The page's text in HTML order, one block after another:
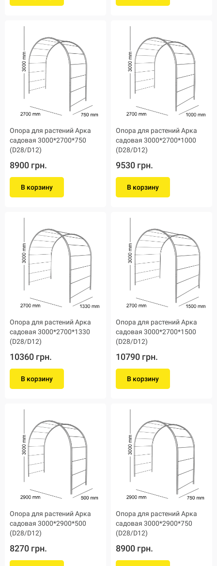
Опора для растений Арка
садовая 3000*2700*750
(D28/D12)
8900 грн.
В корзину
Опора для растений Арка
садовая 3000*2700*1000
(D28/D12)
9530 грн.
В корзину
Опора для растений Арка
садовая 3000*2700*1330
(D28/D12)
10360 грн.
В корзину
Опора для растений Арка
садовая 3000*2700*1500
(D28/D12)
10790 грн.
В корзину
Опора для растений Арка
садовая 3000*2900*500
(D28/D12)
8270 грн.
Опора для растений Арка
садовая 3000*2900*750
(D28/D12)
8900 грн.